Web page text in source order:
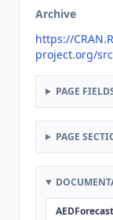
Archive
https://
project.org/
PAGE
PAGE